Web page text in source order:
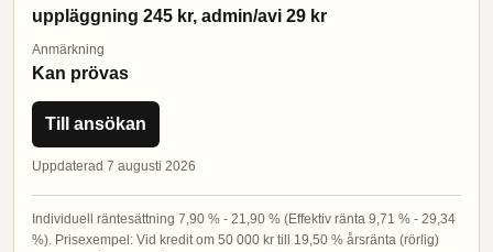
uppläggning 245 kr, admin/avi 29 kr
Anmärkning
Kan prövas
Till ansökan
Uppdaterad 7 augusti 2026
Individuell räntesättning 7,90 % - 21,90 % (Effektiv ränta 9,71 % - 29,34
%). Prisexempel: Vid kredit om 50 000 kr till 19,50 % årsränta (rörlig)